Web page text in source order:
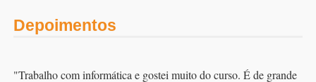
Depoimentos
"Trabalho com informática e gostei muito do curso. É de grande